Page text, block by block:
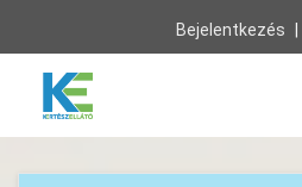
Bejelentkezés
Vissza